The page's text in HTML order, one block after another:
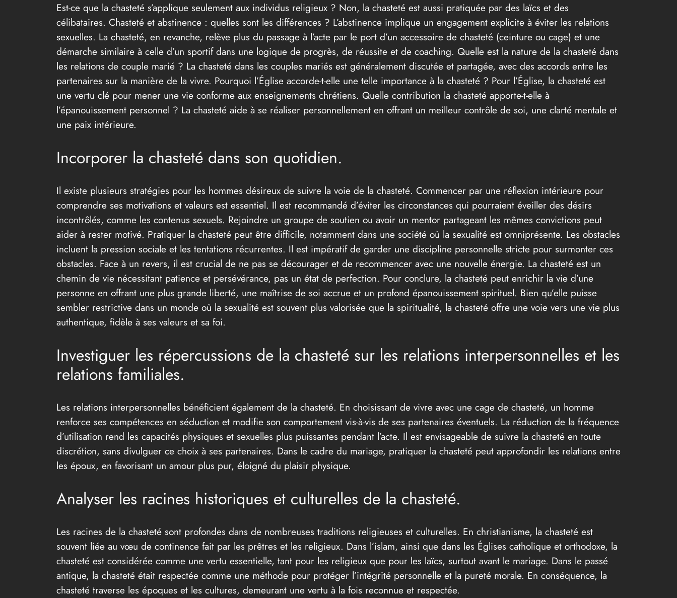
Est-ce que la chasteté s’applique seulement aux individus religieux ? Non, la chasteté est aussi pratiquée par des laïcs et des
célibataires. Chasteté et abstinence : quelles sont les différences ? L’abstinence implique un engagement explicite à éviter les relations
sexuelles. La chasteté, en revanche, relève plus du passage à l’acte par le port d’un accessoire de chasteté (ceinture ou cage) et une
démarche similaire à celle d’un sportif dans une logique de progrès, de réussite et de coaching. Quelle est la nature de la chasteté dans
les relations de couple marié ? La chasteté dans les couples mariés est généralement discutée et partagée, avec des accords entre les
partenaires sur la manière de la vivre. Pourquoi l’Église accorde-t-elle une telle importance à la chasteté ? Pour l’Église, la chasteté est
une vertu clé pour mener une vie conforme aux enseignements chrétiens. Quelle contribution la chasteté apporte-t-elle à
l’épanouissement personnel ? La chasteté aide à se réaliser personnellement en offrant un meilleur contrôle de soi, une clarté mentale et
une paix intérieure.
Incorporer la chasteté dans son quotidien.
Il existe plusieurs stratégies pour les hommes désireux de suivre la voie de la chasteté. Commencer par une réflexion intérieure pour
comprendre ses motivations et valeurs est essentiel. Il est recommandé d’éviter les circonstances qui pourraient éveiller des désirs
incontrôlés, comme les contenus sexuels. Rejoindre un groupe de soutien ou avoir un mentor partageant les mêmes convictions peut
aider à rester motivé. Pratiquer la chasteté peut être difficile, notamment dans une société où la sexualité est omniprésente. Les obstacles
incluent la pression sociale et les tentations récurrentes. Il est impératif de garder une discipline personnelle stricte pour surmonter ces
obstacles. Face à un revers, il est crucial de ne pas se décourager et de recommencer avec une nouvelle énergie. La chasteté est un
chemin de vie nécessitant patience et persévérance, pas un état de perfection. Pour conclure, la chasteté peut enrichir la vie d’une
personne en offrant une plus grande liberté, une maîtrise de soi accrue et un profond épanouissement spirituel. Bien qu’elle puisse
sembler restrictive dans un monde où la sexualité est souvent plus valorisée que la spiritualité, la chasteté offre une voie vers une vie plus
authentique, fidèle à ses valeurs et sa foi.
Investiguer les répercussions de la chasteté sur les relations interpersonnelles et les
relations familiales.
Les relations interpersonnelles bénéficient également de la chasteté. En choisissant de vivre avec une cage de chasteté, un homme
renforce ses compétences en séduction et modifie son comportement vis-à-vis de ses partenaires éventuels. La réduction de la fréquence
d’utilisation rend les capacités physiques et sexuelles plus puissantes pendant l’acte. Il est envisageable de suivre la chasteté en toute
discrétion, sans divulguer ce choix à ses partenaires. Dans le cadre du mariage, pratiquer la chasteté peut approfondir les relations entre
les époux, en favorisant un amour plus pur, éloigné du plaisir physique.
Analyser les racines historiques et culturelles de la chasteté.
Les racines de la chasteté sont profondes dans de nombreuses traditions religieuses et culturelles. En christianisme, la chasteté est
souvent liée au vœu de continence fait par les prêtres et les religieux. Dans l’islam, ainsi que dans les Églises catholique et orthodoxe, la
chasteté est considérée comme une vertu essentielle, tant pour les religieux que pour les laïcs, surtout avant le mariage. Dans le passé
antique, la chasteté était respectée comme une méthode pour protéger l’intégrité personnelle et la pureté morale. En conséquence, la
chasteté traverse les époques et les cultures, demeurant une vertu à la fois reconnue et respectée.